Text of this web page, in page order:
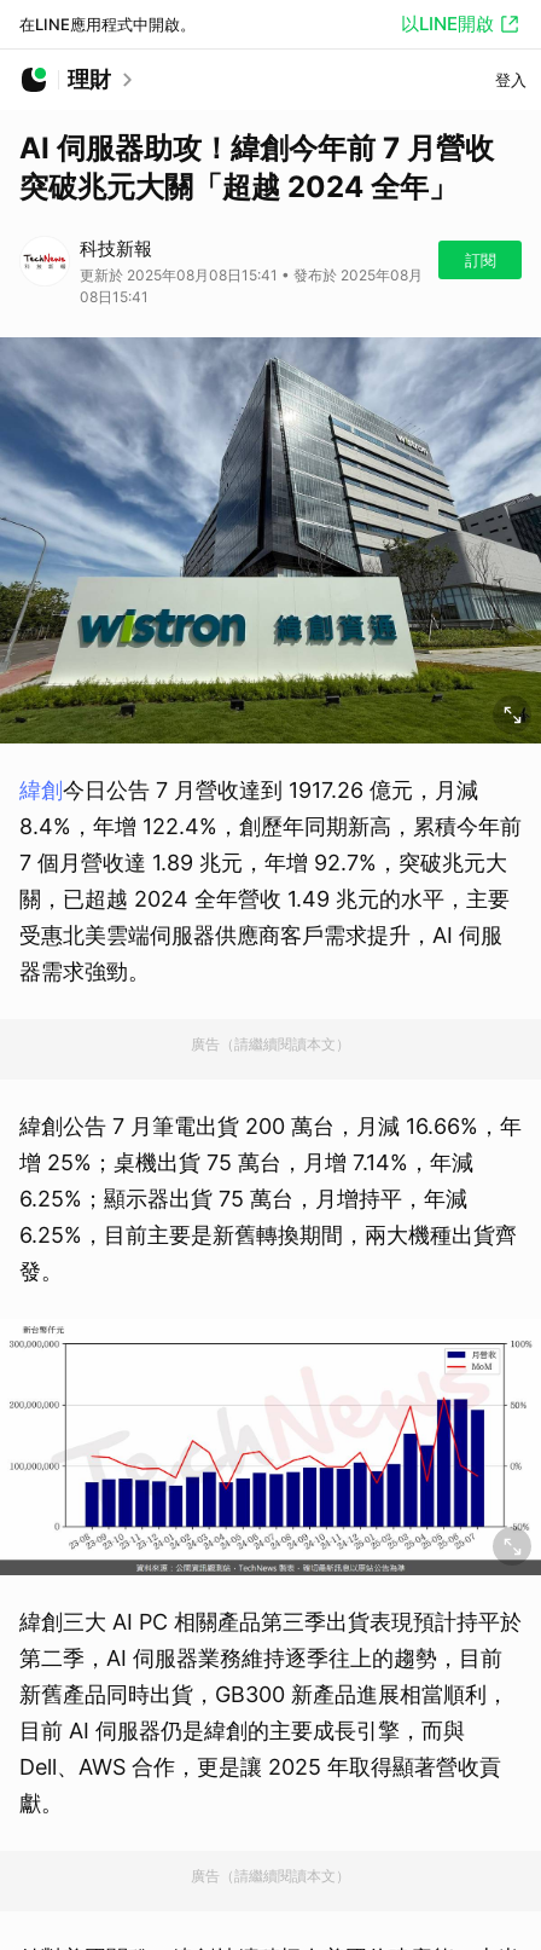
在LINE應用程式中開啟。 以LINE開啟
理財 登入
AI 伺服器助攻！緯創今年前 7 月營收
突破兆元大關「超越 2024 全年」
科技新報
更新於 2025年08月08日15:41 • 發布於 2025年08月
08日15:41
訂閱
緯創今日公告 7 月營收達到 1917.26 億元，月減
8.4%，年增 122.4%，創歷年同期新高，累積今年前
7 個月營收達 1.89 兆元，年增 92.7%，突破兆元大
關，已超越 2024 全年營收 1.49 兆元的水平，主要
受惠北美雲端伺服器供應商客戶需求提升，AI 伺服
器需求強勁。
廣告（請繼續閱讀本文）
緯創公告 7 月筆電出貨 200 萬台，月減 16.66%，年
增 25%；桌機出貨 75 萬台，月增 7.14%，年減
6.25%；顯示器出貨 75 萬台，月增持平，年減
6.25%，目前主要是新舊轉換期間，兩大機種出貨齊
發。
緯創三大 AI PC 相關產品第三季出貨表現預計持平於
第二季，AI 伺服器業務維持逐季往上的趨勢，目前
新舊產品同時出貨，GB300 新產品進展相當順利，
目前 AI 伺服器仍是緯創的主要成長引擎，而與
Dell、AWS 合作，更是讓 2025 年取得顯著營收貢
獻。
廣告（請繼續閱讀本文）